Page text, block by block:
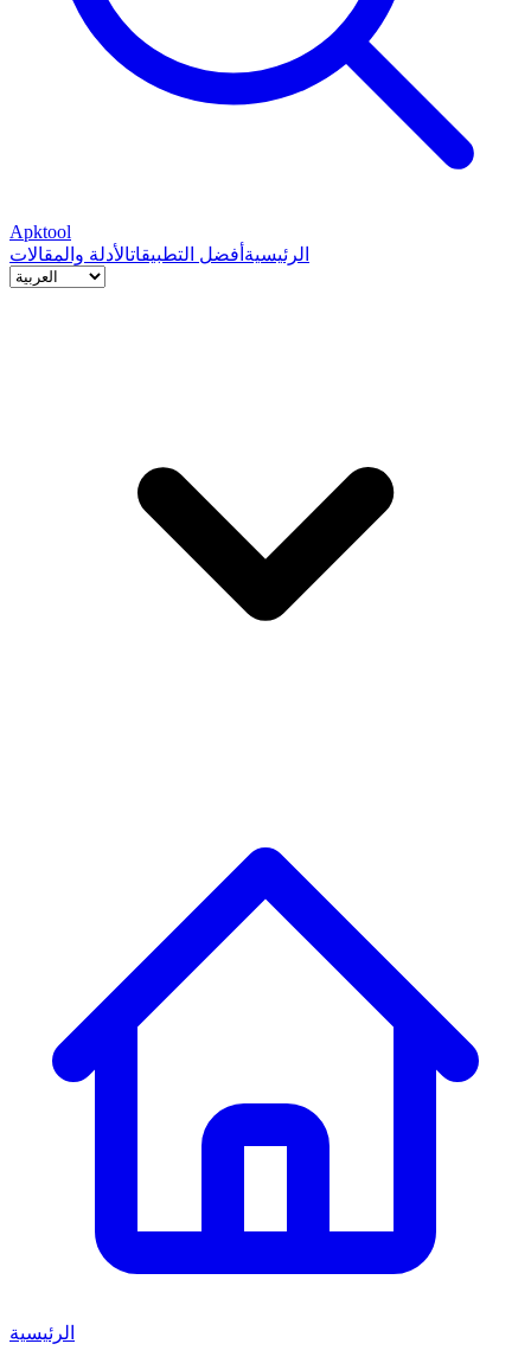
Apktool
الرئيسية أفضل التطبيقاتالأدلة والمقالات
الرئيسية